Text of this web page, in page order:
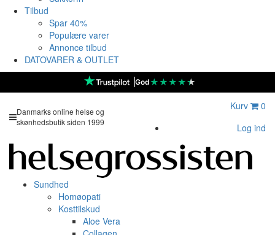
Tilbud
Spar 40%
Populære varer
Annonce tilbud
DATOVARER & OUTLET
God★★★★★
Danmarks online helse og
skønhedsbutik siden 1999
Kurv
0
Log ind
Sundhed
Homøopati
Kosttilskud
Aloe Vera